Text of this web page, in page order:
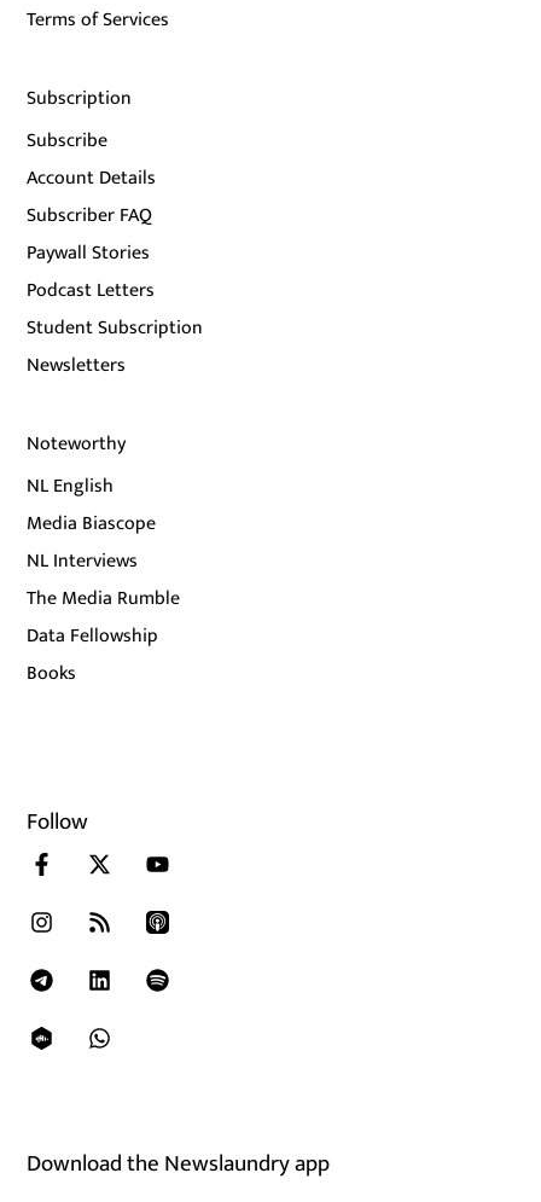
Terms of Services
Subscription
Subscribe
Account Details
Subscriber FAQ
Paywall Stories
Podcast Letters
Student Subscription
Newsletters
Noteworthy
NL English
Media Biascope
NL Interviews
The Media Rumble
Data Fellowship
Books
Follow
Download the Newslaundry app